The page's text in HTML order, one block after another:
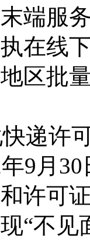
端服
在线
区批
递许
9月
许可
“不